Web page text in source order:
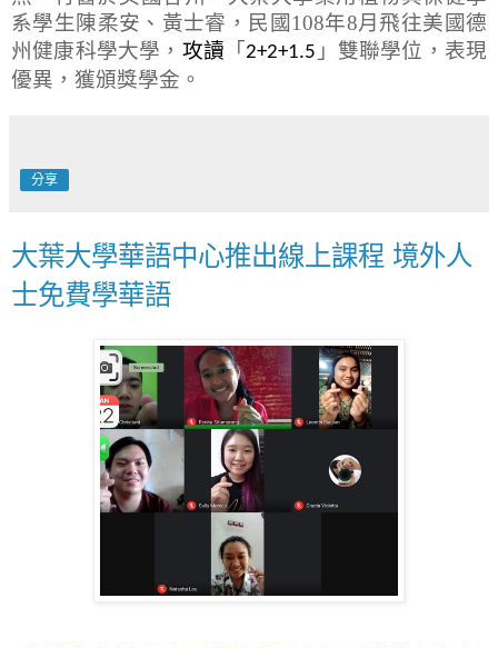
系學生陳柔安、黃士睿，民國108年8月飛往美國德
州健康科學大學 ， 攻讀 「 2+2+1.5 」 雙聯學位，表現
優異，獲頒獎學金。
分享
大葉大學華語中心推出線上課程 境外人
士免費學華語